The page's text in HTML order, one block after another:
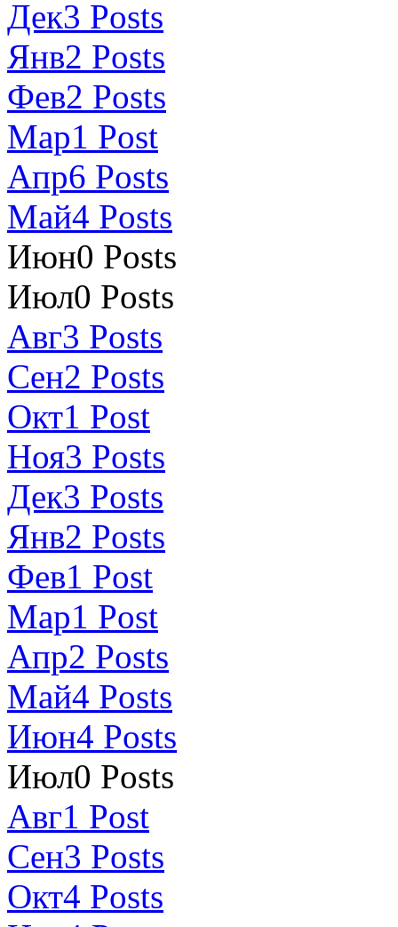
Дек3 Posts
Янв2 Posts
Фев2 Posts
Мар1 Post
Апр6 Posts
Май4 Posts
Июн0 Posts
Июл0 Posts
Авг3 Posts
Сен2 Posts
Окт1 Post
Ноя3 Posts
Дек3 Posts
Янв2 Posts
Фев1 Post
Мар1 Post
Апр2 Posts
Май4 Posts
Июн4 Posts
Июл0 Posts
Авг1 Post
Сен3 Posts
Окт4 Posts